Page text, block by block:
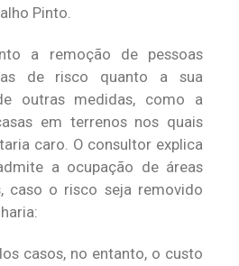
Pinto.
a remoção de pessoas
de risco quanto a sua
outras medidas, como a
em terrenos nos quais
caro. O consultor explica
a ocupação de áreas
caso o risco seja removido
casos, no entanto, o custo